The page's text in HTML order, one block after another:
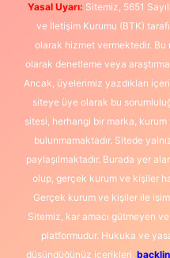
Yasal Uyarı: Sitemiz, 5651
ve İletişim Kurumu (BTK)
olarak hizmet vermektedir.
olarak denetleme veya
Ancak, üyelerimiz yazdıkları
siteye üye olarak bu
sitesi, herhangi bir marka, kurum
bulunmamaktadır. Sitede
paylaşılmaktadır. Burada yer
olup, gerçek kurum ve kişiler
Gerçek kurum ve kişiler ile
Sitemiz, kar amacı gütmeyen
platformudur. Hukuka ve
düşündüğünüz içerikleri,